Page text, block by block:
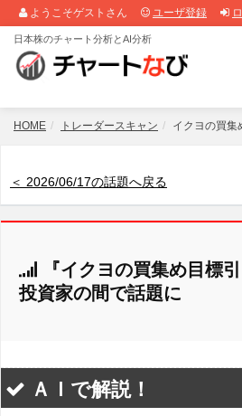
ようこそゲストさん ユーザ登録
日本株のチャート分析とAI分析
HOME トレーダースキャン イクヨの買集
＜ 2026/06/17の話題へ戻る
『イクヨの買集め目標
投資家の間で話題に
ＡＩで解説！